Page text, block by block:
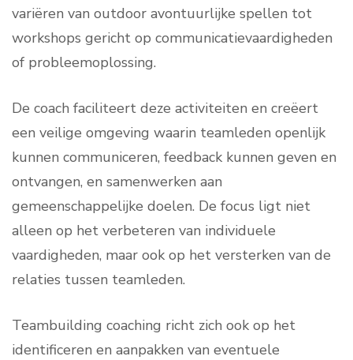
variëren van outdoor avontuurlijke spellen tot
workshops gericht op communicatievaardigheden
of probleemoplossing.
De coach faciliteert deze activiteiten en creëert
een veilige omgeving waarin teamleden openlijk
kunnen communiceren, feedback kunnen geven en
ontvangen, en samenwerken aan
gemeenschappelijke doelen. De focus ligt niet
alleen op het verbeteren van individuele
vaardigheden, maar ook op het versterken van de
relaties tussen teamleden.
Teambuilding coaching richt zich ook op het
identificeren en aanpakken van eventuele